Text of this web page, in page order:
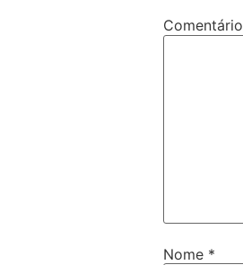
Comentário
Nome *